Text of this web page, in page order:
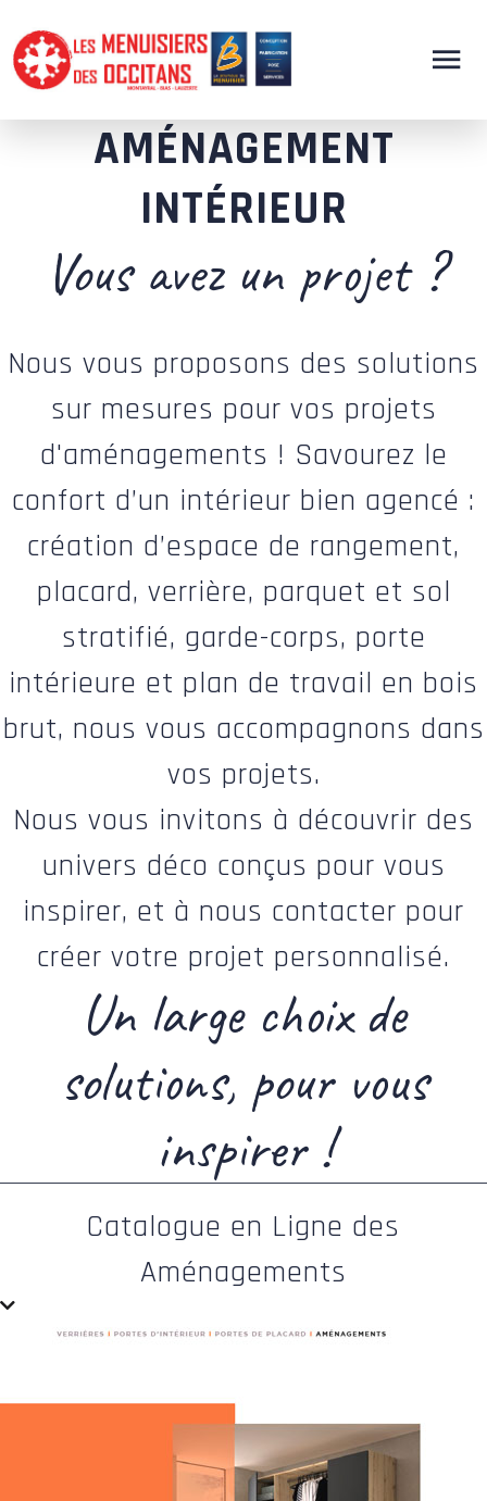
AMÉNAGEMENT
INTÉRIEUR
Vous avez un projet ?
Nous vous proposons des solutions
sur mesures pour vos projets
d'aménagements ! Savourez le
confort d’un intérieur bien agencé :
création d’espace de rangement,
placard, verrière, parquet et sol
stratifié, garde-corps, porte
intérieure et plan de travail en bois
brut, nous vous accompagnons dans
vos projets.
Nous vous invitons à découvrir des
univers déco conçus pour vous
inspirer, et à nous contacter pour
créer votre projet personnalisé.
Un large choix de
solutions, pour vous
inspirer !
Catalogue en Ligne des
Aménagements